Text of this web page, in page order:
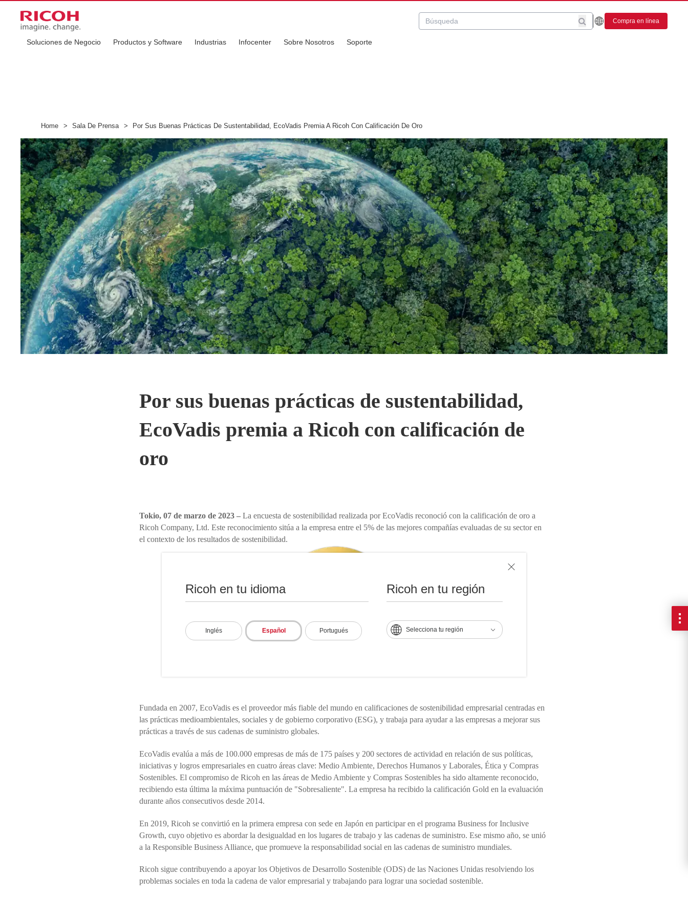
Ricoh en tu idioma
Inglés Español Portugués
Ricoh en tu región
Selecciona tu región
Compra en línea
Soluciones de Negocio Productos y Software Industrias Infocenter Sobre Nosotros Soporte
Home > Sala De Prensa > Por Sus Buenas Prácticas De Sustentabilidad, EcoVadis Premia A Ricoh Con Calificación De Oro
Por sus buenas prácticas de sustentabilidad,
EcoVadis premia a Ricoh con calificación de
oro
Tokio, 07 de marzo de 2023 – La encuesta de sostenibilidad realizada por EcoVadis reconoció con la calificación de oro a
Ricoh Company, Ltd. Este reconocimiento sitúa a la empresa entre el 5% de las mejores compañías evaluadas de su sector en
el contexto de los resultados de sostenibilidad.
Fundada en 2007, EcoVadis es el proveedor más fiable del mundo en calificaciones de sostenibilidad empresarial centradas en
las prácticas medioambientales, sociales y de gobierno corporativo (ESG), y trabaja para ayudar a las empresas a mejorar sus
prácticas a través de sus cadenas de suministro globales.
EcoVadis evalúa a más de 100.000 empresas de más de 175 países y 200 sectores de actividad en relación de sus políticas,
iniciativas y logros empresariales en cuatro áreas clave: Medio Ambiente, Derechos Humanos y Laborales, Ética y Compras
Sostenibles. El compromiso de Ricoh en las áreas de Medio Ambiente y Compras Sostenibles ha sido altamente reconocido,
recibiendo esta última la máxima puntuación de "Sobresaliente". La empresa ha recibido la calificación Gold en la evaluación
durante años consecutivos desde 2014.
En 2019, Ricoh se convirtió en la primera empresa con sede en Japón en participar en el programa Business for Inclusive
Growth, cuyo objetivo es abordar la desigualdad en los lugares de trabajo y las cadenas de suministro. Ese mismo año, se unió
a la Responsible Business Alliance, que promueve la responsabilidad social en las cadenas de suministro mundiales.
Ricoh sigue contribuyendo a apoyar los Objetivos de Desarrollo Sostenible (ODS) de las Naciones Unidas resolviendo los
problemas sociales en toda la cadena de valor empresarial y trabajando para lograr una sociedad sostenible.